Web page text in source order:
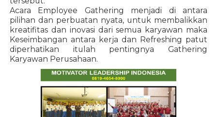
Acara Employee Gathering menjadi di antara
pilihan dan perbuatan nyata, untuk membalikkan
kreatifitas dan inovasi dari semua karyawan maka
Keseimbangan antara kerja dan Refreshing patut
diperhatikan itulah pentingnya Gathering
Karyawan Perusahaan.